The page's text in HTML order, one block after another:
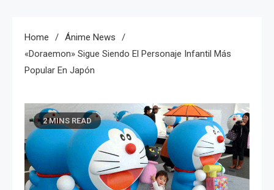
Home
Ánime News
«Doraemon» Sigue Siendo El Personaje Infantil Más
Popular En Japón
2 MINS READ